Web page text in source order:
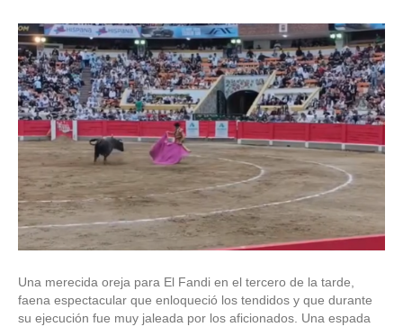
Una merecida oreja para El Fandi en el tercero de la tarde,
faena espectacular que enloqueció los tendidos y que durante
su ejecución fue muy jaleada por los aficionados. Una espada